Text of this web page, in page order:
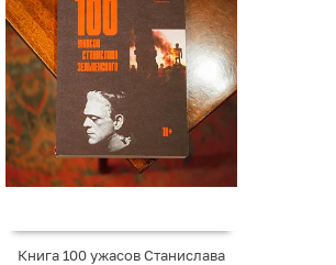
Книга 100 ужасов Станислава